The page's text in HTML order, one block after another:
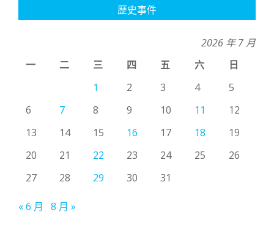
歷史事件
2026 年 7 月
一
二 三 四 五 六
日
1
2 3 4
5
6
7 8 9 10 11
12
13
14 15 16 17 18
19
20
21 22 23 24 25
26
27
28 29 30 31
« 6 月 8 月 »